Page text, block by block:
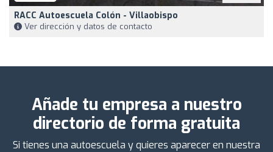
RACC Autoescuela Colón - Villaobispo
Ver dirección y datos de contacto
Añade tu empresa a nuestro
directorio de forma gratuita
Si tienes una autoescuela y quieres aparecer en nuestra